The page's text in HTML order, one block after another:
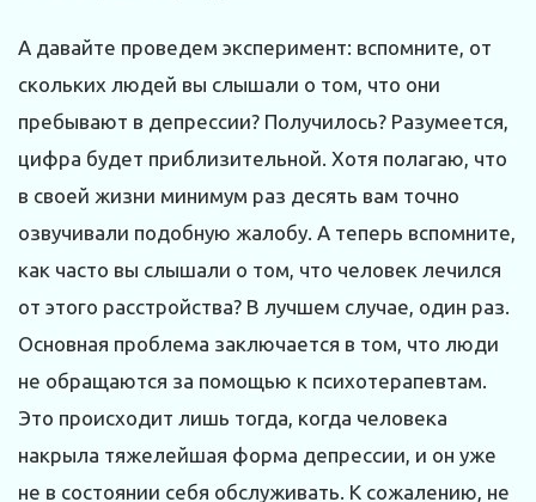
А давайте проведем эксперимент: вспомните, от
скольких людей вы слышали о том, что они
пребывают в депрессии? Получилось? Разумеется,
цифра будет приблизительной. Хотя полагаю, что
в своей жизни минимум раз десять вам точно
озвучивали подобную жалобу. А теперь вспомните,
как часто вы слышали о том, что человек лечился
от этого расстройства? В лучшем случае, один раз.
Основная проблема заключается в том, что люди
не обращаются за помощью к психотерапевтам.
Это происходит лишь тогда, когда человека
накрыла тяжелейшая форма депрессии, и он уже
не в состоянии себя обслуживать. К сожалению, не